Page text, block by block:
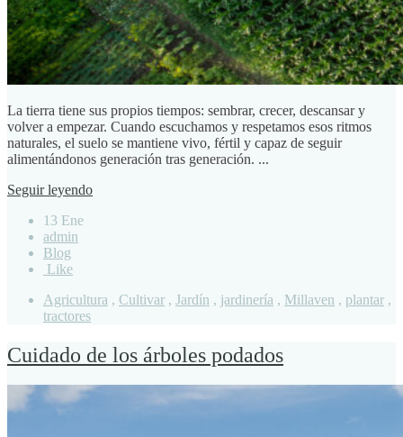
La tierra tiene sus propios tiempos: sembrar, crecer, descansar y
volver a empezar. Cuando escuchamos y respetamos esos ritmos
naturales, el suelo se mantiene vivo, fértil y capaz de seguir
alimentándonos generación tras generación. ...
Seguir leyendo
13 Ene
admin
Blog
Like
Agricultura , Cultivar , Jardín , jardinería , Millaven , plantar ,
tractores
Cuidado de los árboles podados